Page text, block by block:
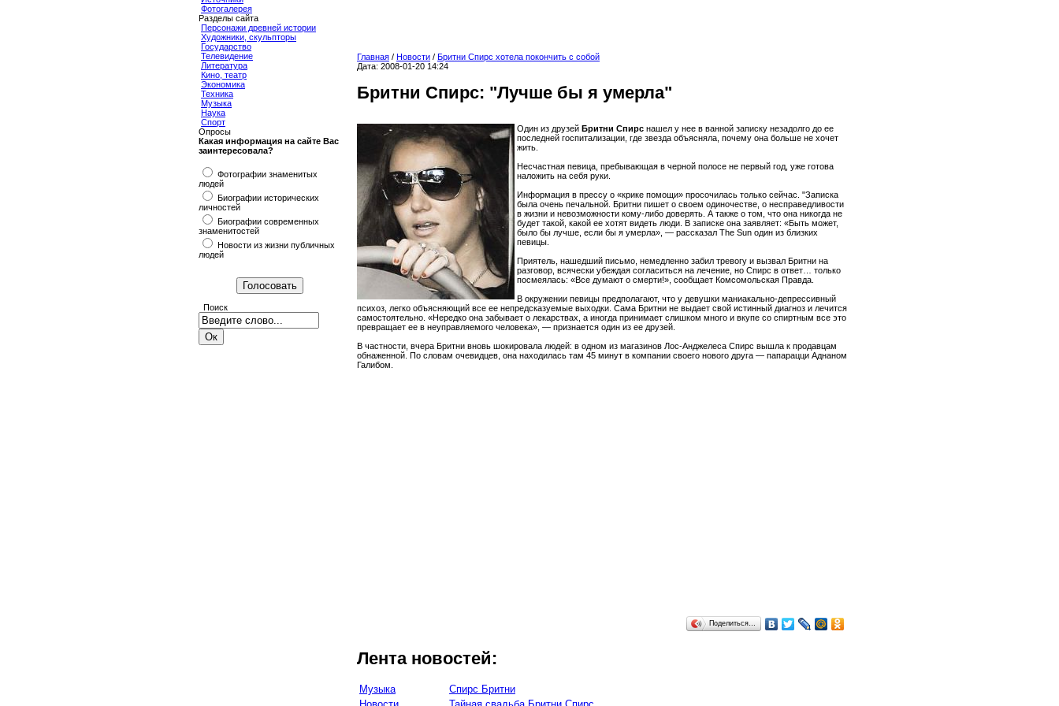
Фотогалерея
Разделы сайта
Персонажи древней истории
Художники, скульпторы
Государство
Телевидение
Литература
Кино, театр
Экономика
Техника
Музыка
Наука
Спорт
Опросы
Какая информация на сайте Вас
заинтересовала?
Фотографии знаменитых
людей
Биографии исторических
личностей
Биографии современных
знаменитостей
Новости из жизни публичных
людей
Поиск
Главная / Новости / Бритни Спирс хотела покончить с собой
Дата: 2008-01-20 14:24
Бритни Спирс: "Лучше бы я умерла"
Один из друзей Бритни Спирс нашел у нее в ванной записку незадолго до ее
последней госпитализации, где звезда объясняла, почему она больше не хочет
жить.
Несчастная певица, пребывающая в черной полосе не первый год, уже готова
наложить на себя руки.
Информация в прессу о «крике помощи» просочилась только сейчас. "Записка
была очень печальной. Бритни пишет о своем одиночестве, о несправедливости
в жизни и невозможности кому-либо доверять. А также о том, что она никогда не
будет такой, какой ее хотят видеть люди. В записке она заявляет: «Быть может,
было бы лучше, если бы я умерла», — рассказал The Sun один из близких
певицы.
Приятель, нашедший письмо, немедленно забил тревогу и вызвал Бритни на
разговор, всячески убеждая согласиться на лечение, но Спирс в ответ… только
посмеялась: «Все думают о смерти!», сообщает Комсомольская Правда.
В окружении певицы предполагают, что у девушки маниакально-депрессивный
психоз, легко объясняющий все ее непредсказуемые выходки. Сама Бритни не выдает свой истинный диагноз и лечится
самостоятельно. «Нередко она забывает о лекарствах, а иногда принимает слишком много и вкупе со спиртным все это
превращает ее в неуправляемого человека», — признается один из ее друзей.
В частности, вчера Бритни вновь шокировала людей: в одном из магазинов Лос-Анджелеса Спирс вышла к продавцам
обнаженной. По словам очевидцев, она находилась там 45 минут в компании своего нового друга — папарацци Аднаном
Галибом.
Поделиться…
Лента новостей:
Музыка
Спирс Бритни